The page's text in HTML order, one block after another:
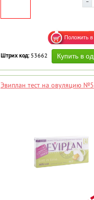
Штрих код: 53662
Эвиплан тест на овуляцию №5